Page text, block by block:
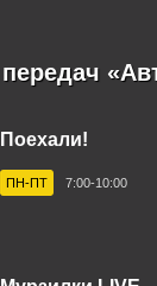
FM
Поехали!
ПН-ПТ 7:00-10:00